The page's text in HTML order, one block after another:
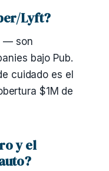
Lyft?
— son
bajo Pub.
cuidado es el
$1M de
y el